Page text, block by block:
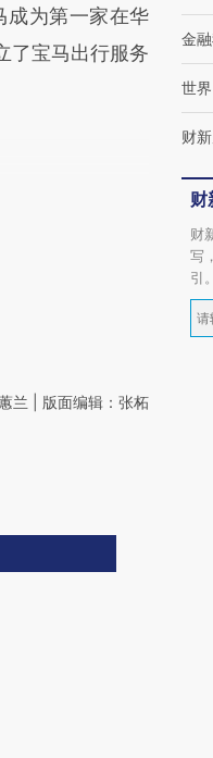
成为第一家在华
了宝马出行服务
兰 | 版面编辑：张柘
金
世界
财
财
财
写
引